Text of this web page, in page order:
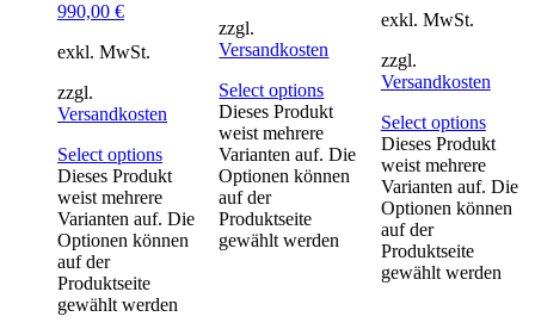
990,00 €
exkl. MwSt.
zzgl.
Versandkosten
Select options
Dieses Produkt
weist mehrere
Varianten auf. Die
Optionen können
auf der
Produktseite
gewählt werden
zzgl.
Versandkosten
Select options
Dieses Produkt
weist mehrere
Varianten auf. Die
Optionen können
auf der
Produktseite
gewählt werden
exkl. MwSt.
zzgl.
Versandkosten
Select options
Dieses Produkt
weist mehrere
Varianten auf. Die
Optionen können
auf der
Produktseite
gewählt werden